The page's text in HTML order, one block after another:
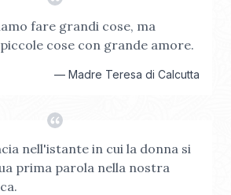
fare grandi cose, ma
cose con grande amore.
— Madre Teresa di Calcutta
nell'istante in cui la donna si
prima parola nella nostra